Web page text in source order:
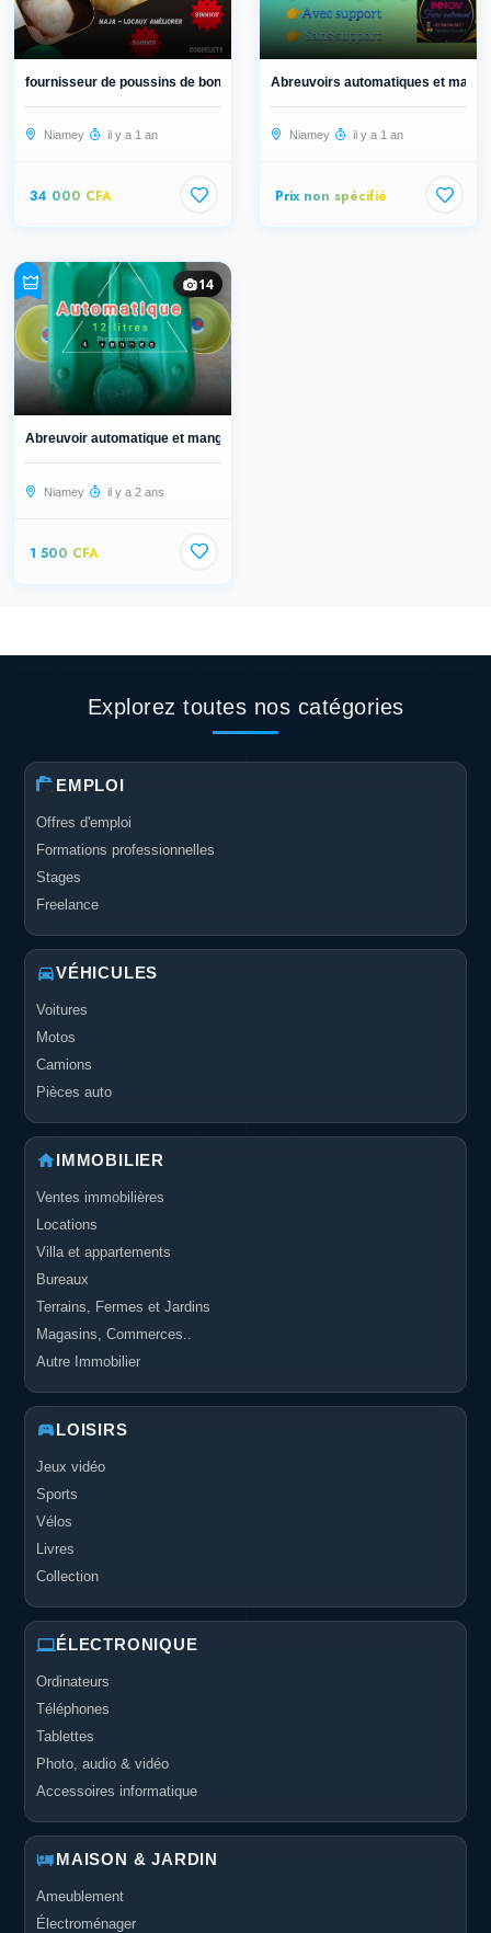
fournisseur de poussins de bonne qu...
Niamey il y a 1 an
34 000 CFA
Abreuvoirs automatiques et
Niamey il y a 1 an
Prix non spécifié
14
Abreuvoir automatique et mangeoires...
Niamey il y a 2 ans
1 500 CFA
Explorez toutes nos catégories
EMPLOI
Offres d'emploi
Formations professionnelles
Stages
Freelance
VÉHICULES
Voitures
Motos
Camions
Pièces auto
IMMOBILIER
Ventes immobilières
Locations
Villa et appartements
Bureaux
Terrains, Fermes et Jardins
Magasins, Commerces..
Autre Immobilier
LOISIRS
Jeux vidéo
Sports
Vélos
Livres
Collection
ÉLECTRONIQUE
Ordinateurs
Téléphones
Tablettes
Photo, audio & vidéo
Accessoires informatique
MAISON & JARDIN
Ameublement
Électroménager